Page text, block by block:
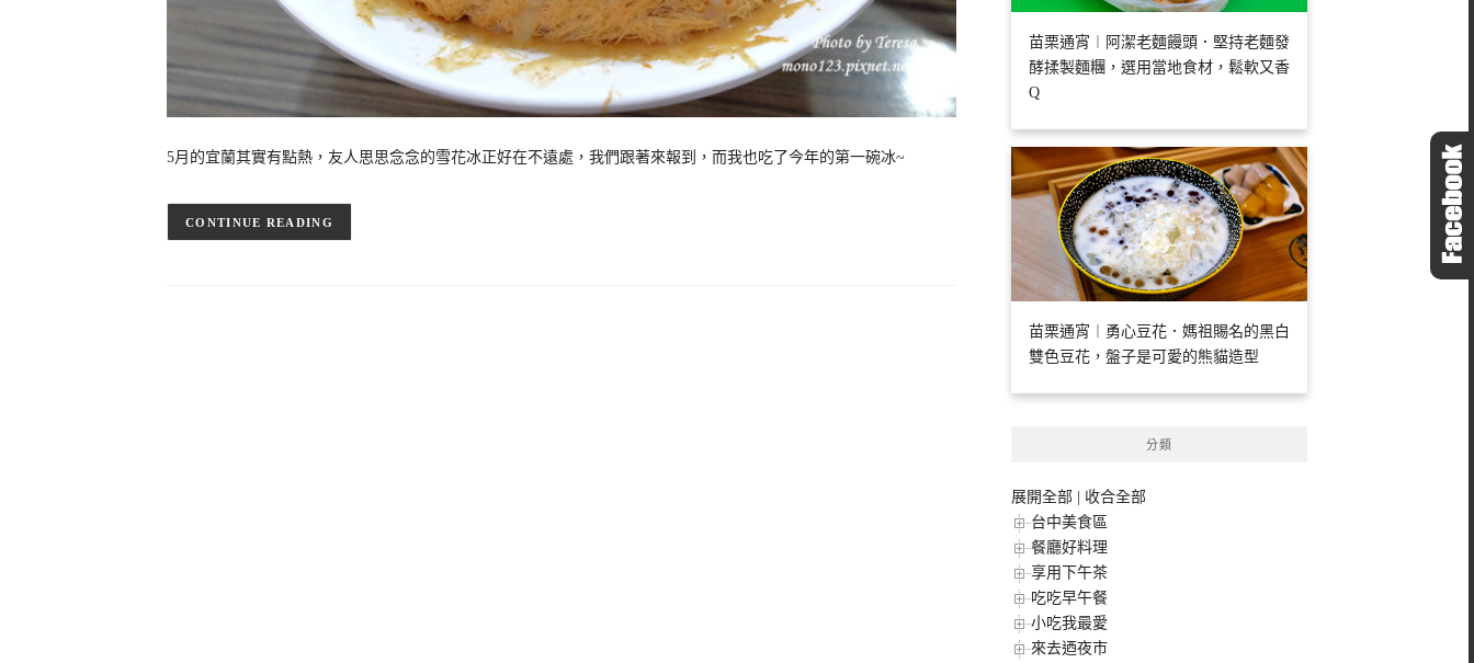
5月的宜蘭其實有點熱，友人思思念念的雪花冰正好在不遠處，我們跟著來報到，而我也吃了今年的第一碗冰~
CONTINUE READING
苗栗通宵︱阿潔老麵饅頭．堅持老麵發
酵揉製麵糰，選用當地食材，鬆軟又香
Q
苗栗通宵︱勇心豆花．媽祖賜名的黑白
雙色豆花，盤子是可愛的熊貓造型
分類
展開全部
收合全部
台中美食區
餐廳好料理
享用下午茶
吃吃早午餐
小吃我最愛
來去迺夜市